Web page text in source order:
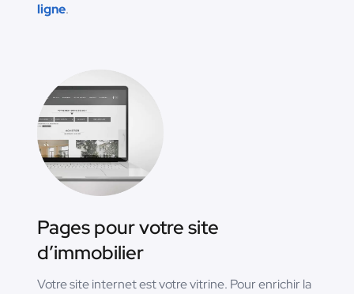
ligne.
Pages pour votre site
d’immobilier
Votre site internet est votre vitrine. Pour enrichir la